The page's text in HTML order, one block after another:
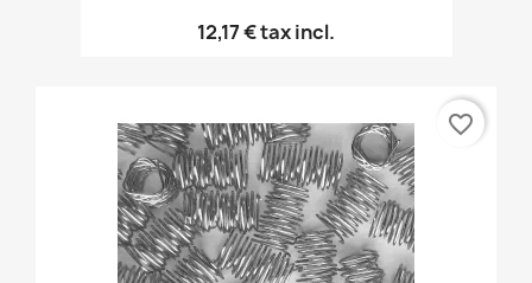
12,17 €tax incl.
favorite_border